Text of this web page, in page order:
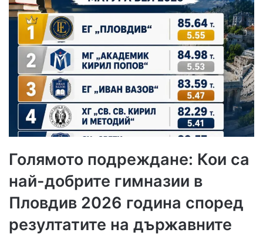
Голямото подреждане: Кои са
най-добрите гимназии в
Пловдив 2026 година според
резултатите на държавните